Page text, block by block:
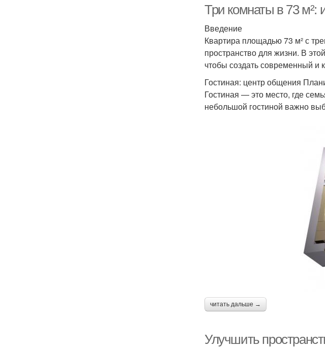
Три комнаты в 73 м²:
Введение
Квартира площадью 73 м² с
пространство для жизни. В
чтобы создать современный и
Гостиная: центр общения
Гостиная — это место, где
небольшой гостиной важно
читать дальше →
Улучшить